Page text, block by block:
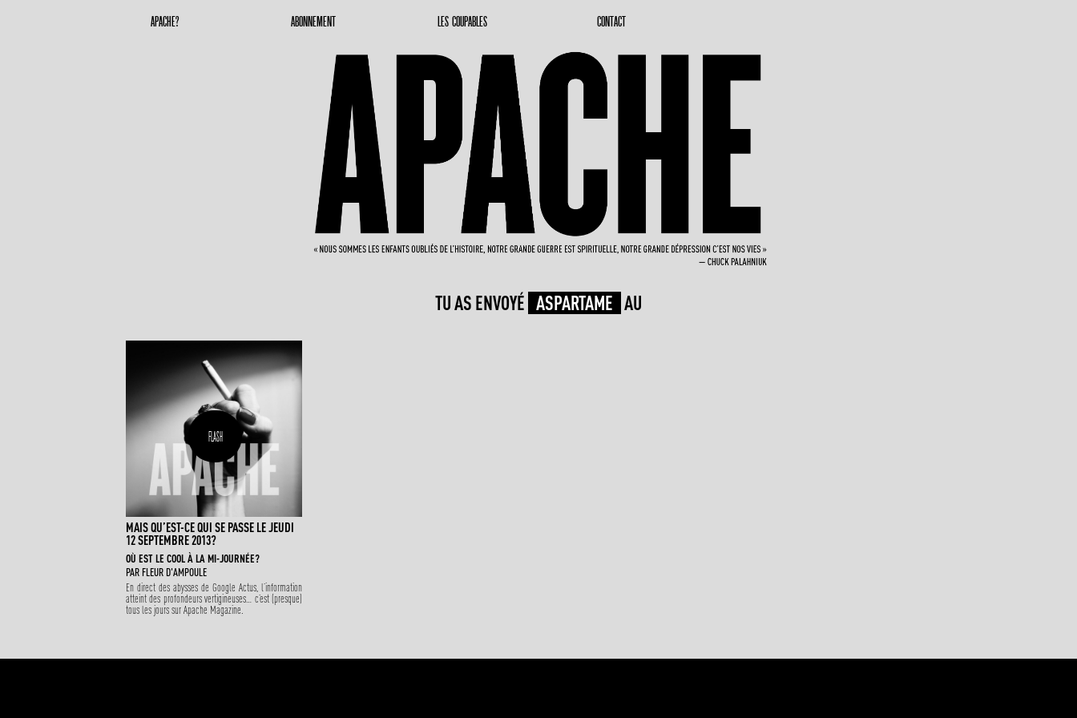
APACHE? ABONNEMENT LES COUPABLES CONTACT
TU AS ENVOYÉ ASPARTAME AU
FLASH
MAIS QU’EST-CE QUI SE PASSE LE JEUDI
12 SEPTEMBRE 2013?
OÙ EST LE COOL À LA MI-JOURNÉE?
PARFLEUR D'AMPOULE
En direct des abysses de Google Actus, l’information
atteint des profondeurs vertigineuses… c’est (presque)
tous les jours sur Apache Magazine.